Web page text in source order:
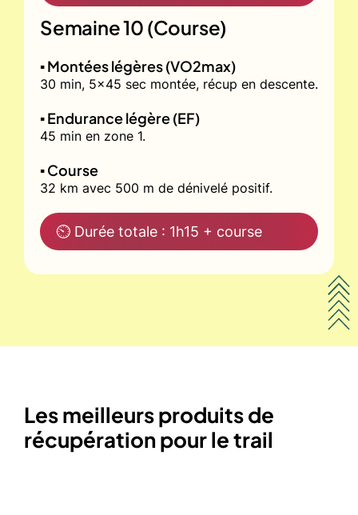
Semaine 10 (Course)
▪️ Montées légères (VO2max)
30 min, 5x45 sec montée, récup en descente.
▪️ Endurance légère (EF)
45 min en zone 1.
▪️ Course
32 km avec 500 m de dénivelé positif.
⏲ Durée totale : 1h15 + course
Les meilleurs produits de
récupération pour le trail